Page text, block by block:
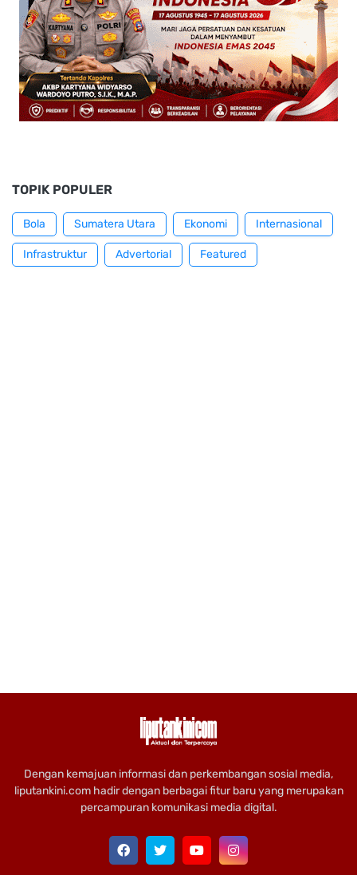
TOPIK POPULER
Bola Sumatera Utara Ekonomi Internasional
Infrastruktur Advertorial Featured
Dengan kemajuan informasi dan perkembangan sosial media,
liputankini.com hadir dengan berbagai fitur baru yang merupakan
percampuran komunikasi media digital.